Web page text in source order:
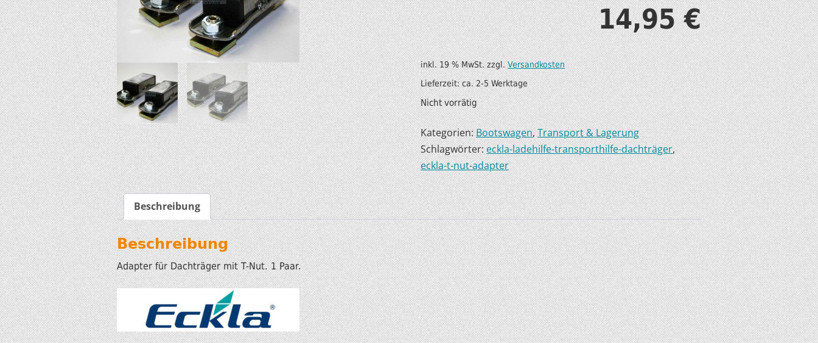
SUP AIR SUP
MODUL KAJAKS
LUFTBOOTE
LEICHTE BOOTE FÜR IHR
WOHNMOBIL
SONDERANGEBOTE/SALE
WILDERNESS SYSTEMS
ZUBEHÖR
DOPPELPADDEL
STECHPADDEL
WESTEN & SICHERHEIT
TRANSPORT &
LAGERUNG
BOOTSWAGEN
SPRITZDECKEN/
LUKENDECKEL
RAM ZUBEHÖR
HOBIE KAJAKS
ELEKTROMOTORE
14,95€
inkl. 19 % MwSt. zzgl.Versandkosten
Lieferzeit:ca. 2-5 Werktage
Nicht vorrätig
Kategorien:Bootswagen,Transport & Lagerung
Schlagwörter:eckla-ladehilfe-transporthilfe-dachträger,
eckla-t-nut-adapter
Beschreibung
Beschreibung
Adapter für Dachträger mit T-Nut. 1 Paar.